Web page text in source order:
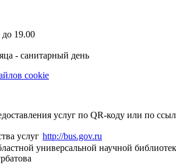
19.00
- санитарный день
cookie
услуг по QR-коду или по
http://bus.gov.ru
универсальной научной